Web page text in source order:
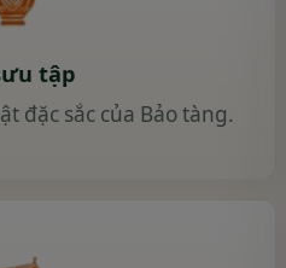
tập
đặc sắc của Bảo tàng.